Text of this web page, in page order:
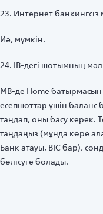
23. Интернет банкингсіз
Иә, мүмкін.
24. IB-дегі шотымның
MB-де Home
есепшоттар үшін баланс
таңдап, оны басу керек.
таңдаңыз (мұнда көре
Банк атауы, BIC бар),
бөлісуге болады.